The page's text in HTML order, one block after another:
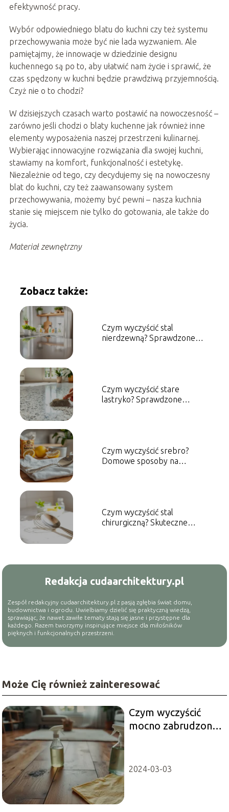
efektywność pracy.
Wybór odpowiedniego blatu do kuchni czy też systemu
przechowywania może być nie lada wyzwaniem. Ale
pamiętajmy, że innowacje w dziedzinie designu
kuchennego są po to, aby ułatwić nam życie i sprawić, że
czas spędzony w kuchni będzie prawdziwą przyjemnością.
Czyż nie o to chodzi?
W dzisiejszych czasach warto postawić na nowoczesność –
zarówno jeśli chodzi o blaty kuchenne jak również inne
elementy wyposażenia naszej przestrzeni kulinarnej.
Wybierając innowacyjne rozwiązania dla swojej kuchni,
stawiamy na komfort, funkcjonalność i estetykę.
Niezależnie od tego, czy decydujemy się na nowoczesny
blat do kuchni, czy też zaawansowany system
przechowywania, możemy być pewni – nasza kuchnia
stanie się miejscem nie tylko do gotowania, ale także do
życia.
Materiał zewnętrzny
Zobacz także:
Czym wyczyścić stal
nierdzewną? Sprawdzone
Czym wyczyścić stare
lastryko? Sprawdzone
Czym wyczyścić srebro?
Domowe sposoby na
Czym wyczyścić stal
chirurgiczną? Skuteczne
Redakcja cudaarchitektury.pl
Zespół redakcyjny cudaarchitektury.pl z pasją zgłębia świat domu,
budownictwa i ogrodu. Uwielbiamy dzielić się praktyczną wiedzą,
sprawiając, że nawet zawiłe tematy stają się jasne i przystępne dla
każdego. Razem tworzymy inspirujące miejsce dla miłośników
pięknych i funkcjonalnych przestrzeni.
Może Cię również zainteresować
Czym wyczyścić
mocno zabrudzone
metody czyszczenia
2024-03-03